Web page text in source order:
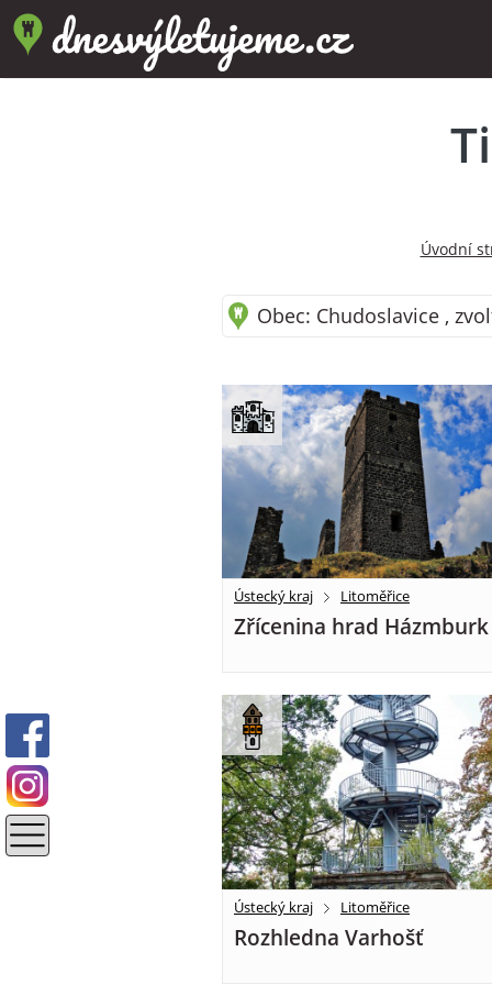
Úvodní
Obec: Chudoslavice ,
Ústecký kraj Litoměřice
Zřícenina hrad Házmburk
Ústecký kraj Litoměřice
Rozhledna Varhošť